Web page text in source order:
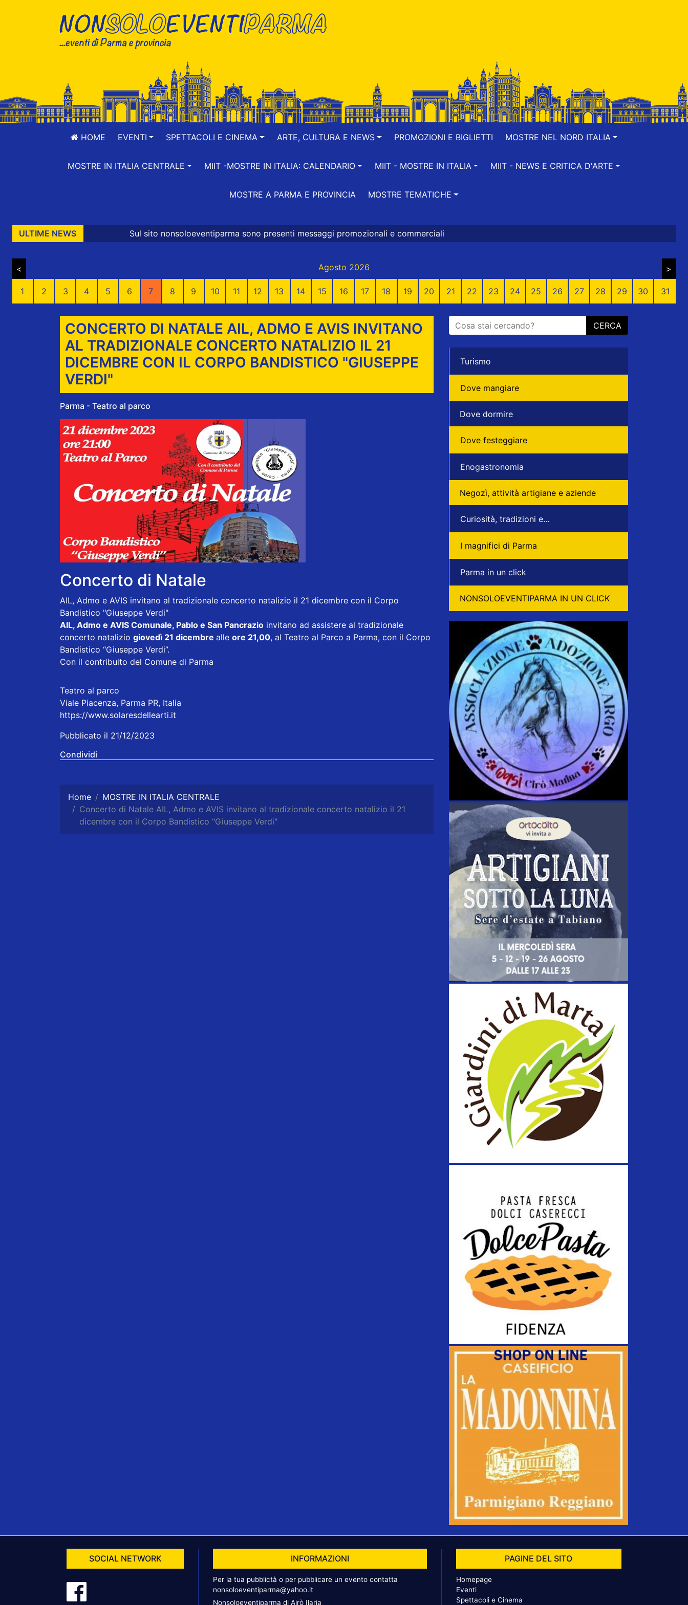
HOME EVENTI SPETTACOLI E CINEMA ARTE, CULTURA E NEWS PROMOZIONI E BIGLIETTI MOSTRE NEL NORD ITALIA
MOSTRE IN ITALIA CENTRALE MIIT -MOSTRE IN ITALIA: CALENDARIO MIIT - MOSTRE IN ITALIA MIIT - NEWS E CRITICA D'ARTE
MOSTRE A PARMA E PROVINCIA MOSTRE TEMATICHE
ULTIME NEWSSul sito nonsoloeventiparma sono presenti messaggi promozionali e commerciali
< Agosto 2026 >
1 2 3 4 5 6 7 8 9 10 11 12 13 14 15 16 17 18 19 20 21 22 23 24 25 26 27 28 29 30 31
CONCERTO DI NATALE AIL, ADMO E AVIS INVITANO
AL TRADIZIONALE CONCERTO NATALIZIO IL 21
DICEMBRE CON IL CORPO BANDISTICO "GIUSEPPE
VERDI"
Parma - Teatro al parco
Concerto di Natale
AIL, Admo e AVIS invitano al tradizionale concerto natalizio il 21 dicembre con il Corpo
Bandistico "Giuseppe Verdi"
AIL, Admo e AVIS Comunale, Pablo e San Pancrazio invitano ad assistere al tradizionale
concerto natalizio giovedì 21 dicembre alle ore 21,00, al Teatro al Parco a Parma, con il Corpo
Bandistico “Giuseppe Verdi”.
Con il contribuito del Comune di Parma
Teatro al parco
Viale Piacenza, Parma PR, Italia
https://www.solaresdellearti.it
Pubblicato il 21/12/2023
Condividi
Home
MOSTRE IN ITALIA CENTRALE
Concerto di Natale AIL, Admo e AVIS invitano al tradizionale concerto natalizio il 21
dicembre con il Corpo Bandistico "Giuseppe Verdi"
CERCA
Turismo
Dove mangiare
Dove dormire
Dove festeggiare
Enogastronomia
Negozì, attività artigiane e aziende
Curiosità, tradizioni e...
I magnifici di Parma
Parma in un click
NONSOLOEVENTIPARMA IN UN CLICK
SOCIAL NETWORK INFORMAZIONI
Per la tua pubblictà o per pubblicare un evento contatta
nonsoloeventiparma@yahoo.it
Nonsoloeventiparma di Airò Ilaria
PAGINE DEL SITO
Homepage
Eventi
Spettacoli e Cinema